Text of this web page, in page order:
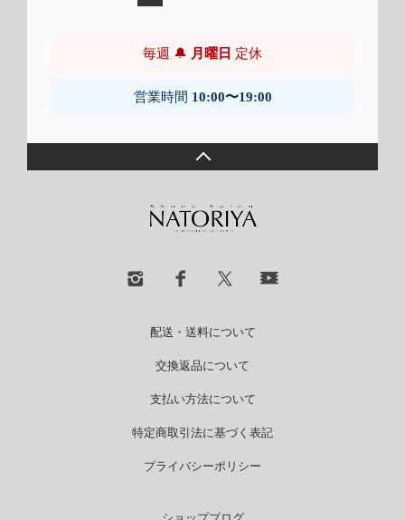
毎週 🔔 月曜日 定休
営業時間 10:00〜19:00
配送・送料について
交換返品について
支払い方法について
特定商取引法に基づく表記
プライバシーポリシー